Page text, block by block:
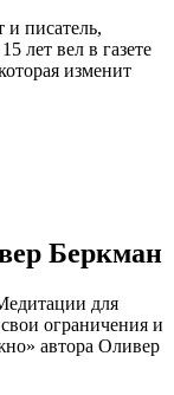
писатель,
лет вел в газете
изменит
Беркман
для
ограничения и
автора Оливер